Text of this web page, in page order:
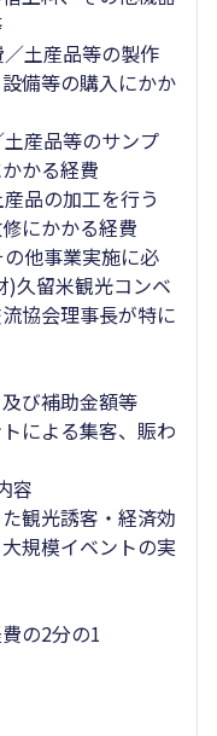
土産品等の製作
備等の購入にかか
産品等のサンプ
かる経費
品の加工を行う
にかかる経費
他事業実施に必
)久留米観光コンベ
協会理事長が特に
び補助金額等
による集客、賑わ
容
光誘客・経済効
規模イベントの実
の2分の1